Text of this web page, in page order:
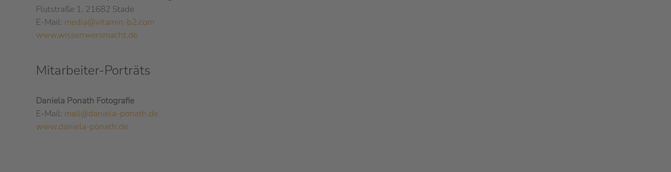
Flutstraße 1, 21682 Stade
E-Mail: media@vitamin-b2.com
www.wissenwersmacht.de
Mitarbeiter-Porträts
Daniela Ponath Fotografie
E-Mail: mail@daniela-ponath.de
www.daniela-ponath.de